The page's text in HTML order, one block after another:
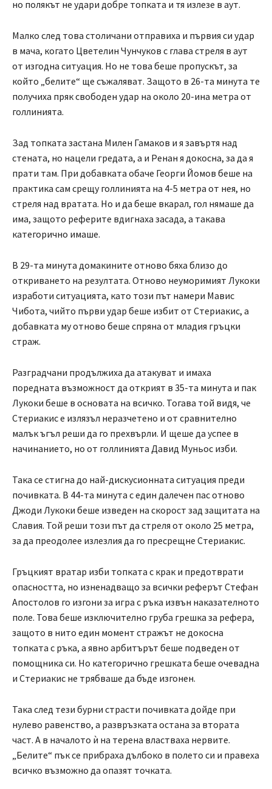
но полякът не удари добре топката и тя излезе в аут.
Малко след това столичани отправиха и първия си удар
в мача, когато Цветелин Чунчуков с глава стреля в аут
от изгодна ситуация. Но не това беше пропускът, за
който „белите“ ще съжаляват. Защото в 26-та минута те
получиха пряк свободен удар на около 20-ина метра от
голлинията.
Зад топката застана Милен Гамаков и я завъртя над
стената, но нацели гредата, а и Ренан я докосна, за да я
прати там. При добавката обаче Георги Йомов беше на
практика сам срещу голлинията на 4-5 метра от нея, но
стреля над вратата. Но и да беше вкарал, гол нямаше да
има, защото реферите вдигнаха засада, а такава
категорично имаше.
В 29-та минута домакините отново бяха близо до
откриването на резултата. Отново неуморимият Лукоки
изработи ситуацията, като този път намери Мавис
Чибота, чийто първи удар беше избит от Стериакис, а
добавката му отново беше спряна от младия гръцки
страж.
Разградчани продължиха да атакуват и имаха
поредната възможност да открият в 35-та минута и пак
Лукоки беше в основата на всичко. Тогава той видя, че
Стериакис е излязъл неразчетено и от сравнително
малък ъгъл реши да го прехвърли. И щеше да успее в
начинанието, но от голлинията Давид Муньос изби.
Така се стигна до най-дискусионната ситуация преди
почивката. В 44-та минута с един далечен пас отново
Джоди Лукоки беше изведен на скорост зад защитата на
Славия. Той реши този път да стреля от около 25 метра,
за да преодолее излезлия да го пресрещне Стериакис.
Гръцкият вратар изби топката с крак и предотврати
опасността, но изненадващо за всички реферът Стефан
Апостолов го изгони за игра с ръка извън наказателното
поле. Това беше изключително груба грешка за рефера,
защото в нито един момент стражът не докосна
топката с ръка, а явно арбитърът беше подведен от
помощника си. Но категорично грешката беше очевадна
и Стериакис не трябваше да бъде изгонен.
Така след тези бурни страсти почивката дойде при
нулево равенство, а развръзката остана за втората
част. А в началото ѝ на терена властваха нервите.
„Белите“ пък се прибраха дълбоко в полето си и правеха
всичко възможно да опазят точката.